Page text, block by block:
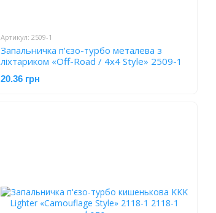
Артикул: 2509-1
Запальничка п'єзо-турбо металева з
ліхтариком «Off-Road / 4x4 Style» 2509-1
20.36 грн